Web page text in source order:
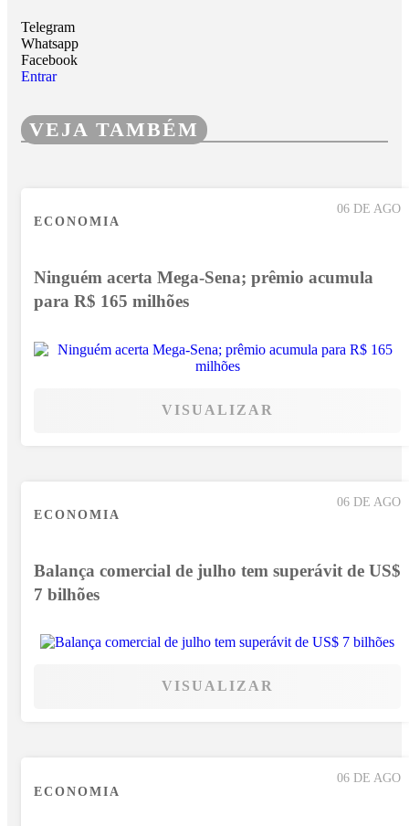
Telegram
Whatsapp
Facebook
Entrar
VEJA TAMBÉM
06 DE AGO
ECONOMIA
Ninguém acerta Mega-Sena; prêmio acumula
para R$ 165 milhões
VISUALIZAR
06 DE AGO
ECONOMIA
Balança comercial de julho tem superávit de US$
7 bilhões
VISUALIZAR
06 DE AGO
ECONOMIA